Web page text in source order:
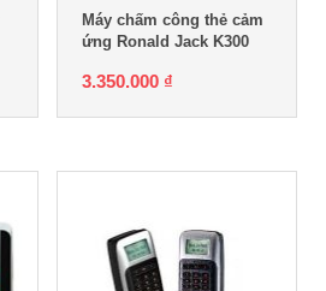
Máy chấm công thẻ cảm
ứng Ronald Jack K300
3.350.000 ₫